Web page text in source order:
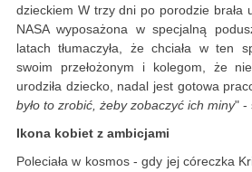
dzieckiem W trzy dni po porodzie brała
NASA wyposażona w specjalną
latach tłumaczyła, że chciała w ten
swoim przełożonym i kolegom, że
urodziła dziecko, nadal jest gotowa
było to zrobić, żeby zobaczyć ich miny" -
Ikona kobiet z ambicjami
Poleciała w kosmos - gdy jej córeczka